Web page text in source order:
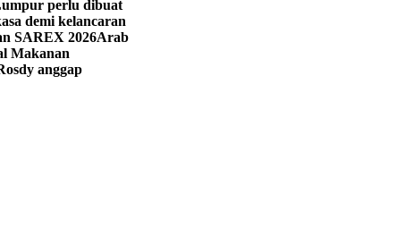
perlu dibuat
demi kelancaran
SAREX 2026Arab
Makanan
anggap